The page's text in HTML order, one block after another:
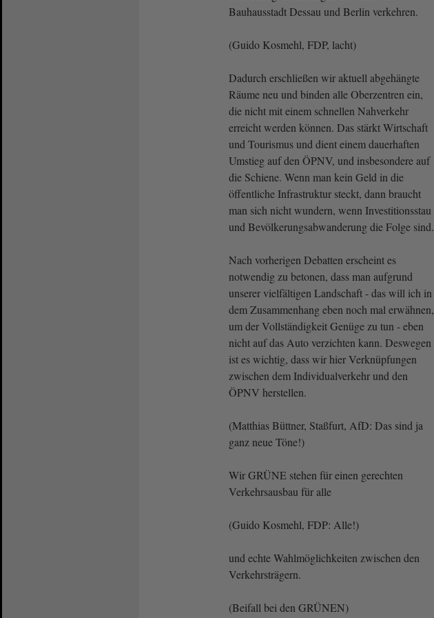
Bauhausstadt Dessau und Berlin verkehren.
(Guido Kosmehl, FDP, lacht)
Dadurch erschließen wir aktuell abgehängte
Räume neu und binden alle Oberzentren ein,
die nicht mit einem schnellen Nahverkehr
erreicht werden können. Das stärkt Wirtschaft
und Tourismus und dient einem dauerhaften
Umstieg auf den ÖPNV, und insbesondere auf
die Schiene. Wenn man kein Geld in die
öffentliche Infrastruktur steckt, dann braucht
man sich nicht wundern, wenn Investitionsstau
und Bevölkerungsabwanderung die Folge sind.
Nach vorherigen Debatten erscheint es
notwendig zu betonen, dass man aufgrund
unserer vielfältigen Landschaft - das will ich in
dem Zusammenhang eben noch mal erwähnen,
um der Vollständigkeit Genüge zu tun - eben
nicht auf das Auto verzichten kann. Deswegen
ist es wichtig, dass wir hier Verknüpfungen
zwischen dem Individualverkehr und den
ÖPNV herstellen.
(Matthias Büttner, Staßfurt, AfD: Das sind ja
ganz neue Töne!)
Wir GRÜNE stehen für einen gerechten
Verkehrsausbau für alle
(Guido Kosmehl, FDP: Alle!)
und echte Wahlmöglichkeiten zwischen den
Verkehrsträgern.
(Beifall bei den GRÜNEN)